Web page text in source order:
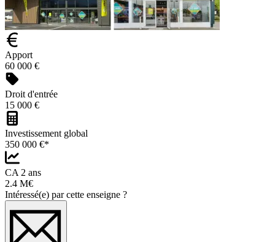
Apport
60 000 €
Droit d'entrée
15 000 €
Investissement global
350 000 €*
CA 2 ans
2.4 M€
Intéressé(e) par cette enseigne ?